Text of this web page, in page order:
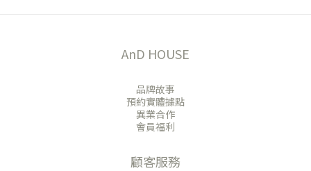
AnD HOUSE
品牌故事
預約實體據點
異業合作
會員福利
顧客服務